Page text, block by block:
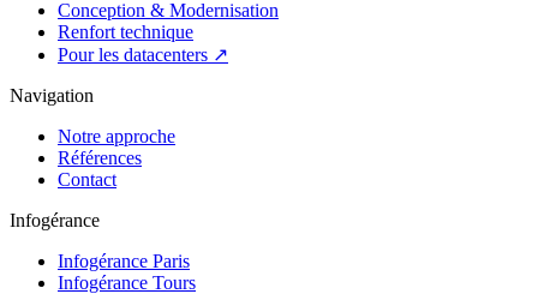
Conception & Modernisation
Renfort technique
Pour les datacenters ↗
Navigation
Notre approche
Références
Contact
Infogérance
Infogérance Paris
Infogérance Tours